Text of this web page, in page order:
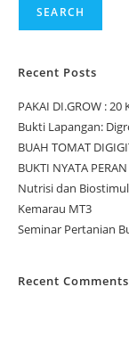
SEARCH
Recent Posts
PAKAI DI.GROW :
Bukti Lapangan:
BUAH TOMAT
BUKTI NYATA
Nutrisi dan
Kemarau MT3
Seminar Pertanian
Recent Comments